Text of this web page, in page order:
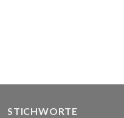
STICHWORTE